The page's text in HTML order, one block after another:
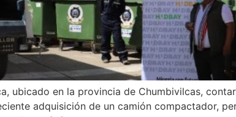
ubicado en la provincia de Chumbivilcas,
adquisición de un camión compactador,